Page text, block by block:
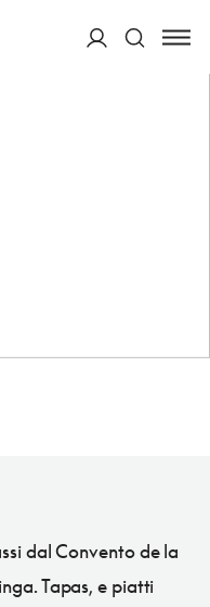
dal Convento de la
Tapas, e piatti